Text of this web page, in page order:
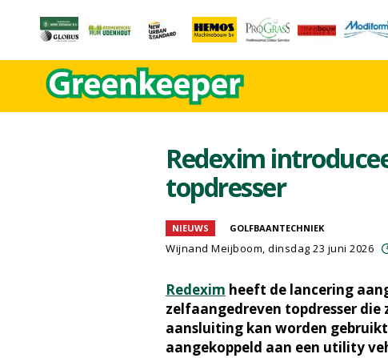
Redexim
topdresser
NIEUWS GOLFBAANTECHNIEK
Wijnand Meijboom, dinsdag 23 juni 2026
Redexim heeft de lancering
zelfaangedreven topdresser
aansluiting kan worden
aangekoppeld aan een utility